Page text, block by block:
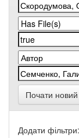
Почати
Додати фільтри: